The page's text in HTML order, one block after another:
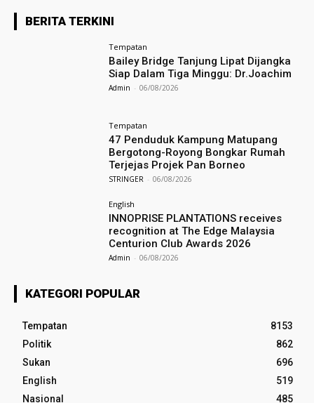
BERITA TERKINI
Tempatan
Bailey Bridge Tanjung Lipat Dijangka
Siap Dalam Tiga Minggu: Dr.Joachim
Admin - 06/08/2026
Tempatan
47 Penduduk Kampung Matupang
Bergotong-Royong Bongkar Rumah
Terjejas Projek Pan Borneo
STRINGER - 06/08/2026
English
INNOPRISE PLANTATIONS receives
recognition at The Edge Malaysia
Centurion Club Awards 2026
Admin - 06/08/2026
KATEGORI POPULAR
Tempatan
8153
Politik
862
Sukan
696
English
519
Nasional
485